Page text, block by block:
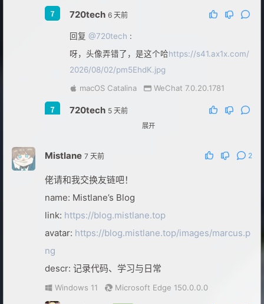
720tech 6 天前
回复 @720tech :
呀，头像弄错了，是这个哈https://s41.ax1x.com/
2026/08/02/pm5EhdK.jpg
macOS Catalina
WeChat 7.0.20.1781
720tech 5 天前
https://s41.ax1x.com/2026/08/03/p
macOS Catalina
@720tech
Microsoft Edge 151.0.0.0
展开
Mistlane 7 天前 2
佬请和我交换友链吧！
name: Mistlane’s Blog
link: https://blog.mistlane.top
avatar: https://blog.mistlane.top/images/marcus.p
ng
descr: 记录代码、学习与日常
Windows 11 Microsoft Edge 150.0.0.0